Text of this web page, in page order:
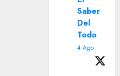
Saber
Del
Todo
4 Ago